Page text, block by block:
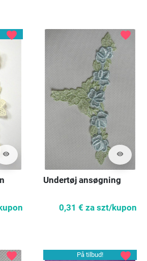
visibility
favorite
visibility
favorite
Undertøj ansøgning
0,31 € za szt/kupon
favorite
På tilbud!
favorite